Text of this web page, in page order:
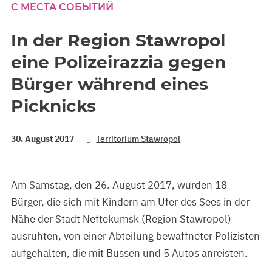
seconds
С МЕСТА СОБЫТИЙ
In der Region Stawropol
eine Polizeirazzia gegen
Bürger während eines
Picknicks
30. August 2017 Territorium Stawropol
Am Samstag, den 26. August 2017, wurden 18
Bürger, die sich mit Kindern am Ufer des Sees in der
Nähe der Stadt Neftekumsk (Region Stawropol)
ausruhten, von einer Abteilung bewaffneter Polizisten
aufgehalten, die mit Bussen und 5 Autos anreisten.